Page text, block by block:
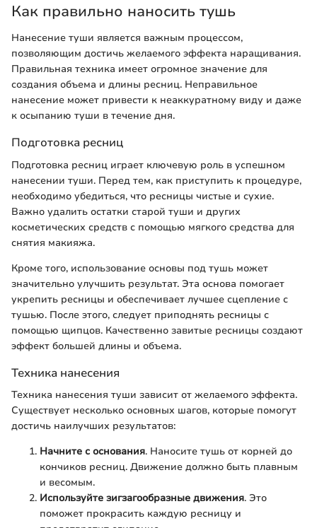
Как правильно наносить тушь
Нанесение туши является важным процессом,
позволяющим достичь желаемого эффекта наращивания.
Правильная техника имеет огромное значение для
создания объема и длины ресниц. Неправильное
нанесение может привести к неаккуратному виду и даже
к осыпанию туши в течение дня.
Подготовка ресниц
Подготовка ресниц играет ключевую роль в успешном
нанесении туши. Перед тем, как приступить к процедуре,
необходимо убедиться, что ресницы чистые и сухие.
Важно удалить остатки старой туши и других
косметических средств с помощью мягкого средства для
снятия макияжа.
Кроме того, использование основы под тушь может
значительно улучшить результат. Эта основа помогает
укрепить ресницы и обеспечивает лучшее сцепление с
тушью. После этого, следует приподнять ресницы с
помощью щипцов. Качественно завитые ресницы создают
эффект большей длины и объема.
Техника нанесения
Техника нанесения туши зависит от желаемого эффекта.
Существует несколько основных шагов, которые помогут
достичь наилучших результатов:
Начните с основания. Наносите тушь от корней до
кончиков ресниц. Движение должно быть плавным
и весомым.
Используйте зигзагообразные движения. Это
поможет прокрасить каждую ресницу и